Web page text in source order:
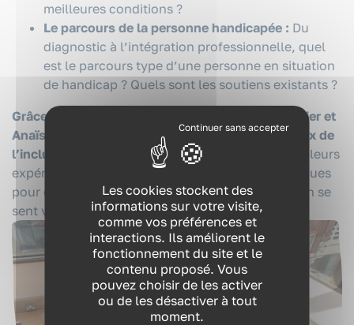
VOUS ÊTES ?
NOS EXPERTISES
NOS FORMATIONS
RESSOURCES
meilleures conditions ?
Le parcours de la personne handicapée : Du
diagnostic à l’intégration professionnelle, quel
est le parcours type d’une personne en situation
de handicap ? Quels sont les soutiens existants ?
Grâce aux témoignages éclairants de Céline Grelier et
Anaïs Wahbi, nous plongeons au cœur des enjeux de
l’inclusion professionnelle.
Elles nous partagent leurs
expériences, leurs conseils et leurs bonnes pratiques
pour créer un environnement de travail où chacun se
sent valorisé et respecté.
Les cookies stockent des
informations sur votre visite,
comme vos préférences et
interactions. Ils améliorent le
fonctionnement du site et le
contenu proposé. Vous
pouvez choisir de les activer
ou de les désactiver à tout
moment.